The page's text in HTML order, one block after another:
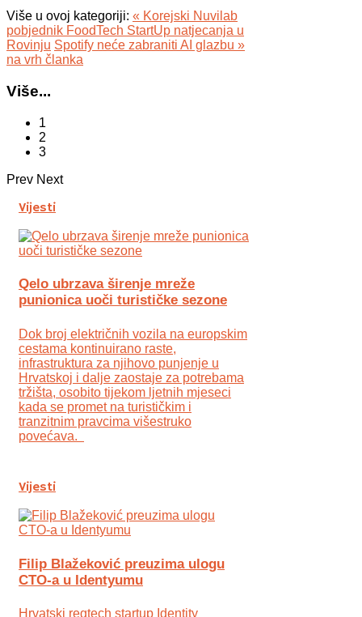
Više u ovoj kategoriji: « Korejski Nuvilab
pobjednik FoodTech StartUp natjecanja u
Rovinju Spotify neće zabraniti AI glazbu »
na vrh članka
Više...
1
2
3
Prev Next
Vijesti
Qelo ubrzava širenje mreže
punionica uoči turističke sezone
Dok broj električnih vozila na europskim
cestama kontinuirano raste,
infrastruktura za njihovo punjenje u
Hrvatskoj i dalje zaostaje za potrebama
tržišta, osobito tijekom ljetnih mjeseci
kada se promet na turističkim i
tranzitnim pravcima višestruko
povećava.
Vijesti
Filip Blažeković preuzima ulogu
CTO-a u Identyumu
Hrvatski regtech startup Identity